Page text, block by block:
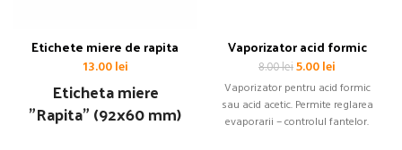
Etichete miere de rapita
13.00lei
Eticheta miere
"Rapita" (92x60 mm)
Vaporizator acid formic
8.00leiPrețul
inițial
a
fost:
8.00 lei.
5.00lei
curent
este:
5.00 lei.
Vaporizator pentru acid formic
sau acid acetic. Permite reglarea
evaporarii – controlul fantelor.